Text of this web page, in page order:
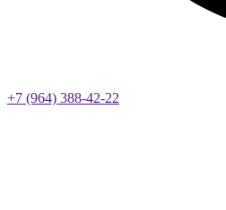
+7 (964) 388-42-22